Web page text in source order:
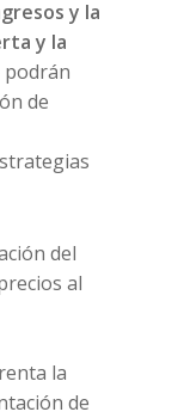
y la
y la
podrán
de
del
al
la
de